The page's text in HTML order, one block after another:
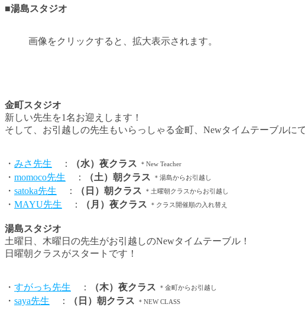
■湯島スタジオ
画像をクリックすると、拡大表示されます。
金町スタジオ
新しい先生を1名お迎えします！
そして、お引越しの先生もいらっしゃる金町、Newタイムテーブルに
・ みさ先生 ： （水）夜クラス ＊New Teacher
・ momoco先生 ： （土）朝クラス ＊湯島からお引越し
・ satoka先生 ： （日）朝クラス ＊土曜朝クラスからお引越し
・ MAYU先生 ： （月）夜クラス ＊クラス開催順の入れ替え
湯島スタジオ
土曜日、木曜日の先生がお引越しのNewタイムテーブル！
日曜朝クラスがスタートです！
・ すがっち先生 ： （木）夜クラス ＊金町からお引越し
・ saya先生 ： （日）朝クラス ＊NEW CLASS